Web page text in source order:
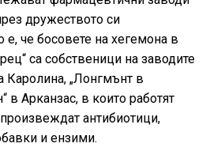
дружеството си
че босовете на хегемона в
са собственици на заводите
Каролина, „Лонгмънт в
в Арканзас, в които работят
антибиотици,
и ензими.